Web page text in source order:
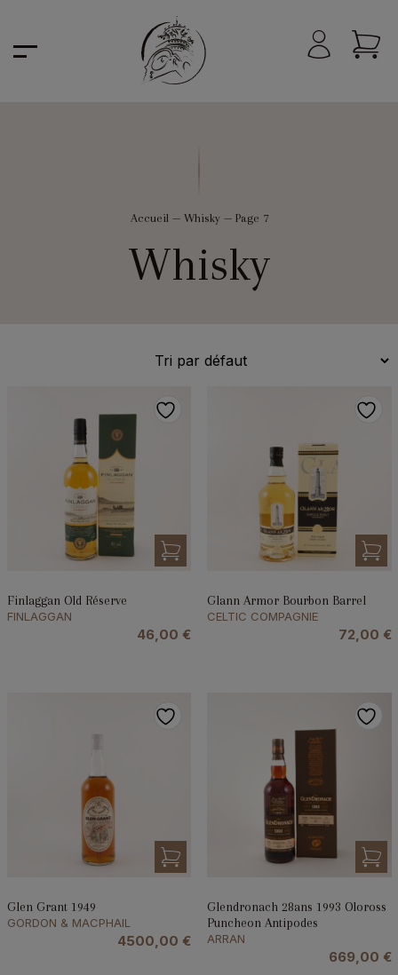
Accueil — Whisky— Page 7
Whisky
Finlaggan Old Réserve
FINLAGGAN
46,00 €
Glann Armor Bourbon Barrel
CELTIC COMPAGNIE
72,00 €
Glen Grant 1949
GORDON & MACPHAIL
4500,00 €
Glendronach 28ans 1993 Oloross
Puncheon Antipodes
ARRAN
669,00 €